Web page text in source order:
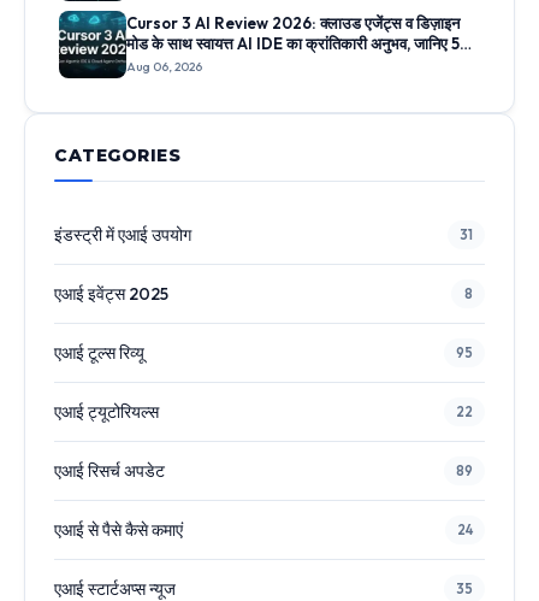
Cursor 3 AI Review 2026: क्लाउड एजेंट्स व डिज़ाइन
मोड के साथ स्वायत्त AI IDE का क्रांतिकारी अनुभव, जानिए 5
सबसे बड़े फीचर्स
Aug 06, 2026
CATEGORIES
इंडस्ट्री में एआई उपयोग 31
एआई इवेंट्स 2025 8
एआई टूल्स रिव्यू 95
एआई ट्यूटोरियल्स 22
एआई रिसर्च अपडेट 89
एआई से पैसे कैसे कमाएं 24
एआई स्टार्टअप्स न्यूज 35